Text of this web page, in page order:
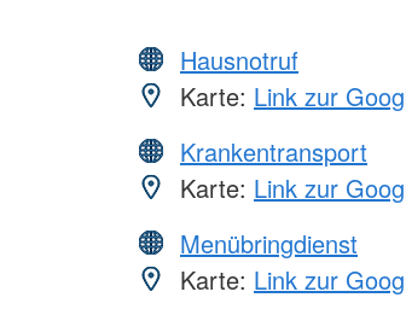
Hausnotruf
Karte: Link zur
Krankentransport
Karte: Link zur
Menübringdienst
Karte: Link zur